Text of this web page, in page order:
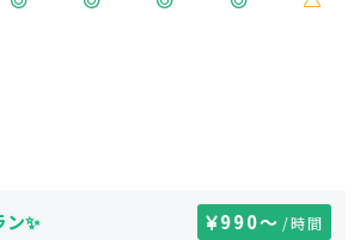
✨ 990〜 /時間